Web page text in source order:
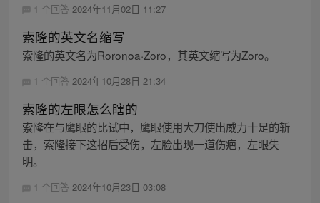
1 个回答 2024年11月02日 11:27
索隆的英文名缩写
索隆的英文名为Roronoa·Zoro，其英文缩写为Zoro。
1 个回答 2024年10月28日 21:34
索隆的左眼怎么瞎的
索隆在与鹰眼的比试中，鹰眼使用大刀使出威力十足的斩
击，索隆接下这招后受伤，左脸出现一道伤疤，左眼失
明。
1 个回答 2024年10月23日 03:08